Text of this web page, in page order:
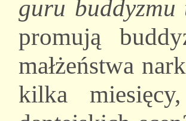
guru buddyzmu
promują
małżeństwa
kilka